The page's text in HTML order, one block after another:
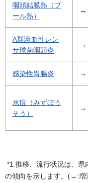
咽頭結膜熱（プ
ール熱）
→
A群溶血性レン
サ球菌咽頭炎
→
感染性胃腸炎 →
水痘（みずぼう
そう）
→
*1.推移、流行状況は、県
の傾向を示します。(→:増